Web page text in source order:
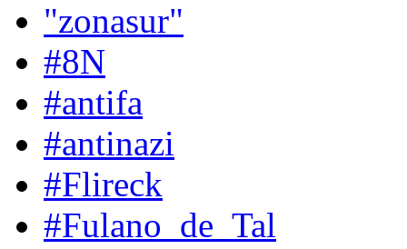
"zonasur"
#8N
#antifa
#antinazi
#Flireck
#Fulano_de_Tal